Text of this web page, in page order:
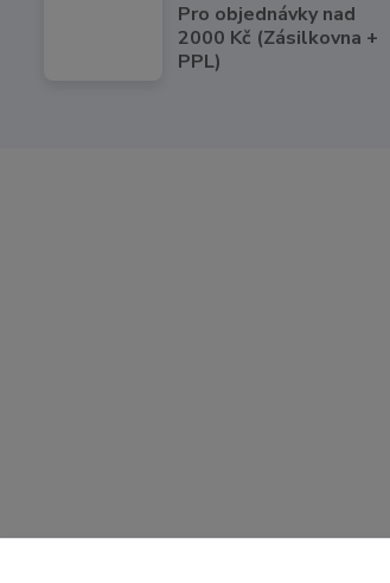
Pro objednávky nad
2000 Kč (Zásilkovna +
PPL)